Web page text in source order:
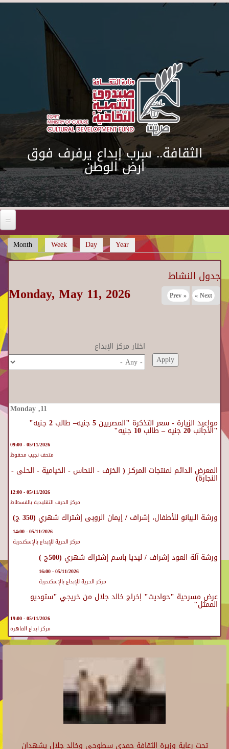
Skip to main content
الثقافة.. سرب إبداع يرفرف فوق
أرض الوطن
Primary tabs
Month (active tab)
Week Day Year
جدول النشاط
Monday, May 11, 2026 « Prev Next »
اختار مركز الإبداع
مواعيد الزيارة - سعر التذكرة "المصريين 5 جنيه– طالب 2 جنيه"
"الأجانب 20 جنيه – طالب 10 جنيه"
05/11/2026 - 09:00
متحف نجيب محفوظ
المعرض الدائم لمنتجات المركـز ( الخزف - النحاس - الخيامية - الحلى -
النجارة)
05/11/2026 - 12:00
مركز الحرف التقليدية بالفسطاط
ورشة البيانو للأطفال، إشراف / إيمان الروبى إشتراك شهري (350 ج)
05/11/2026 - 14:00
مركز الحرية للإبداع بالإسكندرية
ورشة آلة العود إشراف / ليديا باسم إشتراك شهري (500ج )
05/11/2026 - 16:00
مركز الحرية للإبداع بالإسكندرية
عرض مسرحية "حواديت" إخراج خالد جلال من خريجي "ستوديو
الممثل"
05/11/2026 - 19:00
مركز ابداع القاهرة
تحت رعاية وزيرة الثقافة حمدي سطوحي وخالد جلال يشهدان